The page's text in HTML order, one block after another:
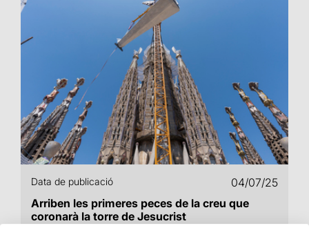
Data de publicació
04/07/25
Arriben les primeres peces de la creu que
coronarà la torre de Jesucrist